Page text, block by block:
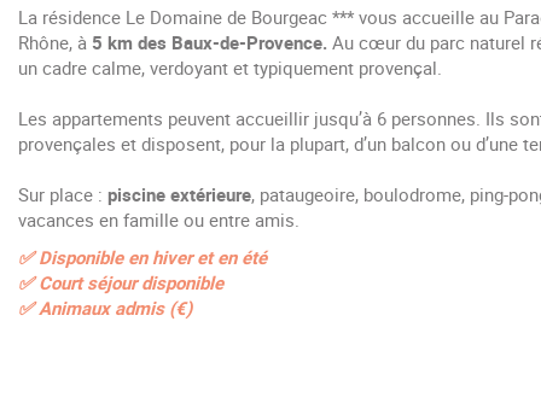
La résidence Le Domaine de Bourgeac *** vous accueille au
Rhône, à 5 km des Baux-de-Provence. Au cœur du parc naturel
un cadre calme, verdoyant et typiquement provençal.
Les appartements peuvent accueillir jusqu’à 6 personnes. Ils
provençales et disposent, pour la plupart, d’un balcon ou d’une
Sur place : piscine extérieure, pataugeoire, boulodrome, ping-
vacances en famille ou entre amis.
✅ Disponible en hiver et en été
✅ Court séjour disponible
✅ Animaux admis (€)